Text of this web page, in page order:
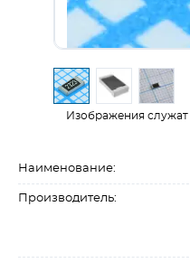
Изображения
Наименование:
Производитель: